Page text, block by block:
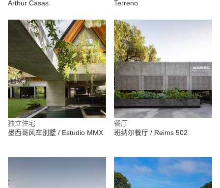
Arthur Casas
Terreno
独立住宅
墨西哥风车别墅 / Estudio MMX
餐厅
班纳尔餐厅 / Reims 502